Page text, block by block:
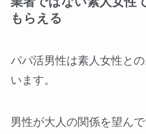
もらえる
パパ活男性は素人女性と
います。
男性が大人の関係を望ん